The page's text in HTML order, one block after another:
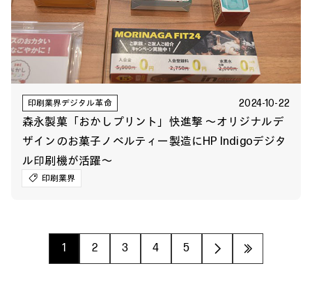
印刷業界デジタル革命 2024-10-22
森永製菓「おかしプリント」快進撃 ～オリジナルデ
ザインのお菓子ノベルティー製造にHP Indigoデジタ
ル印刷機が活躍～
印刷業界
1 2 3 4 5 › »